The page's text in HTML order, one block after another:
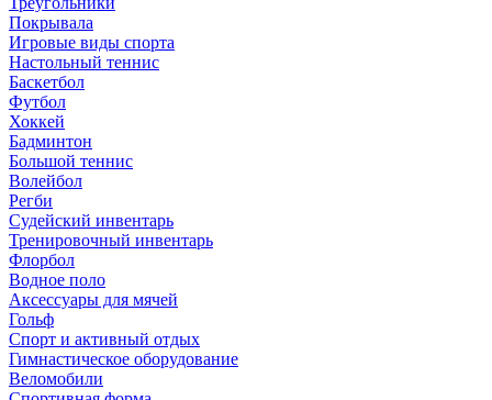
Покрывала
Игровые виды спорта
Настольный теннис
Баскетбол
Футбол
Хоккей
Бадминтон
Большой теннис
Волейбол
Регби
Судейский инвентарь
Тренировочный инвентарь
Флорбол
Водное поло
Аксессуары для мячей
Гольф
Спорт и активный отдых
Гимнастическое оборудование
Веломобили